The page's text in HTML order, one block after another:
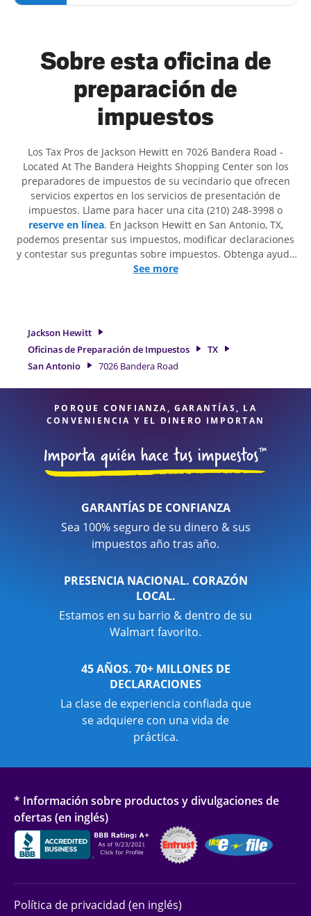
Sobre esta oficina de
preparación de
impuestos
Los Tax Pros de Jackson Hewitt en 7026 Bandera Road -
Located At The Bandera Heights Shopping Center son ​​los
preparadores de impuestos de su vecindario que ofrecen
servicios expertos en los servicios de presentación de
impuestos. Llame para hacer una cita (210) 248-3998 o
reserve en línea. En Jackson Hewitt en San Antonio, TX,
podemos presentar sus impuestos, modificar declaraciones
y contestar sus preguntas sobre impuestos. Obtenga ayuda
para presentar declaraciones de impuestos simples o
obtenerle el reembolso de impuestos más grande. Si
necesita servicios de preparación de impuestos en San
Antonio, TX, la ubicación de Jackson Hewitt en 7026 Bandera
Road es una opción excelente. Con nuestros expertos
impuestos están en manos expertas.
See more
Jackson Hewitt
Oficinas de Preparación de Impuestos
TX
San Antonio
7026 Bandera Road
PORQUE CONFIANZA, GARANTÍAS, LA
CONVENIENCIA Y EL DINERO IMPORTAN
GARANTÍAS DE CONFIANZA
Sea 100% seguro de su dinero & sus
impuestos año tras año.
PRESENCIA NACIONAL. CORAZÓN
LOCAL.
Estamos en su barrio & dentro de su
Walmart favorito.
45 AÑOS. 70+ MILLONES DE
DECLARACIONES
La clase de experiencia confiada que
se adquiere con una vida de
práctica.
* Información sobre productos y divulgaciones de
ofertas (en inglés)
Política de privacidad (en inglés)